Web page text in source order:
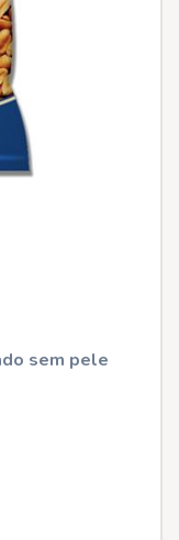
sem pele